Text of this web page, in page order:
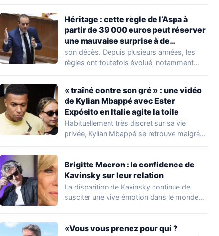
Héritage : cette règle de l’Aspa à
partir de 39 000 euros peut réserver
une mauvaise surprise à de
nombreuses familles
son décès. Depuis plusieurs années, les
règles ont toutefois évolué, notamment
« traîné contre son gré » : une vidéo
de Kylian Mbappé avec Ester
Expósito en Italie agite la toile
Habituellement très discret sur sa vie
privée, Kylian Mbappé se retrouve malgré
Brigitte Macron : la confidence de
Kavinsky sur leur relation
La disparition de Kavinsky continue de
susciter une vive émotion dans le monde
«Vous vous prenez pour qui ?